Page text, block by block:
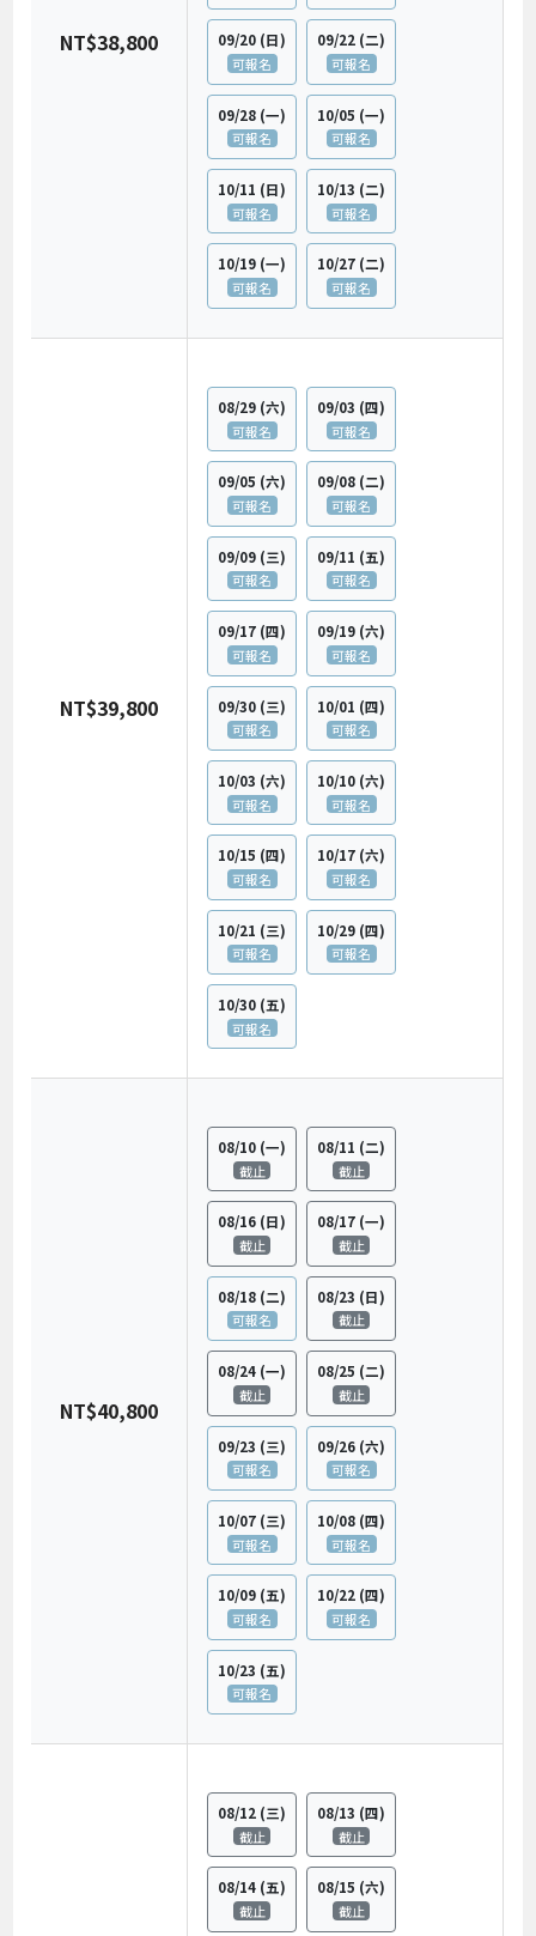
NT$38,800 09/20 (日)
可報名
09/22 (二)
可報名
09/28 (一)
可報名
10/05 (一)
可報名
10/11 (日)
可報名
10/13 (二)
可報名
10/19 (一)
可報名
10/27 (二)
可報名
NT$39,800
08/29 (六)
可報名
09/03 (四)
可報名
09/05 (六)
可報名
09/08 (二)
可報名
09/09 (三)
可報名
09/11 (五)
可報名
09/17 (四)
可報名
09/19 (六)
可報名
09/30 (三)
可報名
10/01 (四)
可報名
10/03 (六)
可報名
10/10 (六)
可報名
10/15 (四)
可報名
10/17 (六)
可報名
10/21 (三)
可報名
10/29 (四)
可報名
10/30 (五)
可報名
NT$40,800
08/10 (一)
截止
08/11 (二)
截止
08/16 (日)
截止
08/17 (一)
截止
08/18 (二)
可報名
08/23 (日)
截止
08/24 (一)
截止
08/25 (二)
截止
09/23 (三)
可報名
09/26 (六)
可報名
10/07 (三)
可報名
10/08 (四)
可報名
10/09 (五)
可報名
10/22 (四)
可報名
10/23 (五)
可報名
08/12 (三)
截止
08/13 (四)
截止
08/14 (五)
截止
08/15 (六)
截止